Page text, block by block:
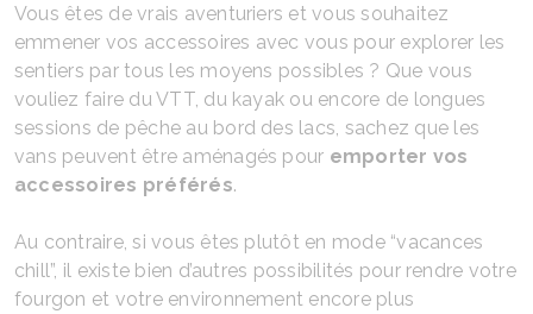
Vous êtes de vrais aventuriers et vous souhaitez
emmener vos accessoires avec vous pour explorer les
sentiers par tous les moyens possibles ? Que vous
vouliez faire du VTT, du kayak ou encore de longues
sessions de pêche au bord des lacs, sachez que les
vans peuvent être aménagés pour emporter vos
accessoires préférés.
Au contraire, si vous êtes plutôt en mode “vacances
chill”, il existe bien d’autres possibilités pour rendre votre
fourgon et votre environnement encore plus